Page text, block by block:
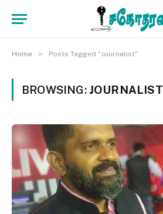
Home » Posts Tagged "Journalist"
BROWSING: JOURNALIST